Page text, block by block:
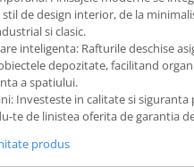
de design interior, de la
si clasic.
inteligenta: Rafturile deschise
depozitate, facilitand
a spatiului.
Investeste in calitate si siguranta
te de linistea oferita de garantia
produs